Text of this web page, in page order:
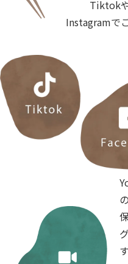
Tiktok
Instagramで